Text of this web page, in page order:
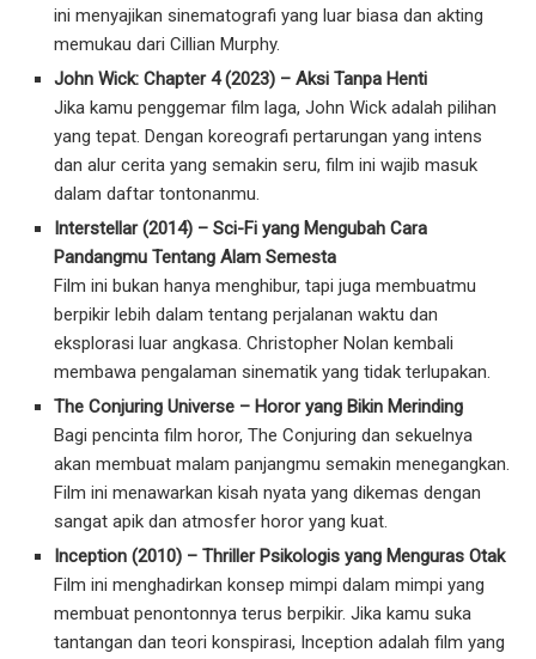
ini menyajikan sinematografi yang luar biasa dan akting
memukau dari Cillian Murphy.
John Wick: Chapter 4 (2023) – Aksi Tanpa Henti
Jika kamu penggemar film laga, John Wick adalah pilihan
yang tepat. Dengan koreografi pertarungan yang intens
dan alur cerita yang semakin seru, film ini wajib masuk
dalam daftar tontonanmu.
Interstellar (2014) – Sci-Fi yang Mengubah Cara
Pandangmu Tentang Alam Semesta
Film ini bukan hanya menghibur, tapi juga membuatmu
berpikir lebih dalam tentang perjalanan waktu dan
eksplorasi luar angkasa. Christopher Nolan kembali
membawa pengalaman sinematik yang tidak terlupakan.
The Conjuring Universe – Horor yang Bikin Merinding
Bagi pencinta film horor, The Conjuring dan sekuelnya
akan membuat malam panjangmu semakin menegangkan.
Film ini menawarkan kisah nyata yang dikemas dengan
sangat apik dan atmosfer horor yang kuat.
Inception (2010) – Thriller Psikologis yang Menguras Otak
Film ini menghadirkan konsep mimpi dalam mimpi yang
membuat penontonnya terus berpikir. Jika kamu suka
tantangan dan teori konspirasi, Inception adalah film yang